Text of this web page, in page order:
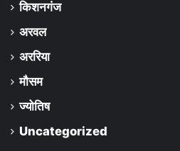
किशनगंज
अरवल
अररिया
मौसम
ज्योतिष
Uncategorized